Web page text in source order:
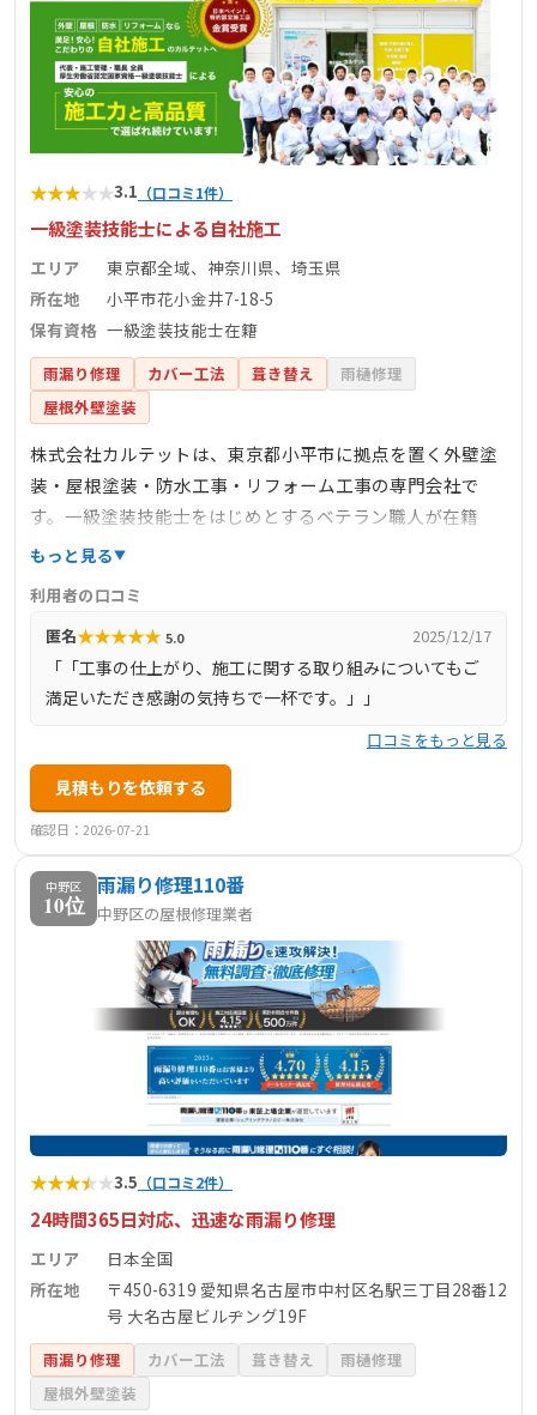
★★★★★3.1 （口コミ1件）
一級塗装技能士による自社施工
エリア
東京都全域、神奈川県、埼玉県
所在地
小平市花小金井7-18-5
保有資格 一級塗装技能士在籍
雨漏り修理 カバー工法 葺き替え
雨樋修理
屋根外壁塗装
株式会社カルテットは、東京都小平市に拠点を置く外壁塗
装・屋根塗装・防水工事・リフォーム工事の専門会社で
す。一級塗装技能士をはじめとするベテラン職人が在籍
し、完全自社施工にこだわっています。訪問診断や見積も
式サイトには多数の施工事例が掲載されており、施工の品
質や実績を確認できます。
もっと見る
利用者の口コミ
匿名★★★★★ 5.0 2025/12/17
「「工事の仕上がり、施工に関する取り組みについてもご
満足いただき感謝の気持ちで一杯です。」」
口コミをもっと見る
見積もりを依頼する
確認日：2026-07-21
中野区
10位
雨漏り修理110番
中野区の屋根修理業者
★★★★★3.5 （口コミ2件）
24時間365日対応、迅速な雨漏り修理
エリア
日本全国
所在地
〒450-6319 愛知県名古屋市中村区名駅三丁目28番12
号 大名古屋ビルヂング19F
雨漏り修理 カバー工法 葺き替え
雨樋修理
屋根外壁塗装